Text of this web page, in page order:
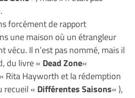
forcément de rapport
une maison où un étrangleur
vécu. Il n’est pas nommé, mais il
du livre « Dead Zone«
Rita Hayworth et la rédemption
recueil « Différentes Saisons« ),